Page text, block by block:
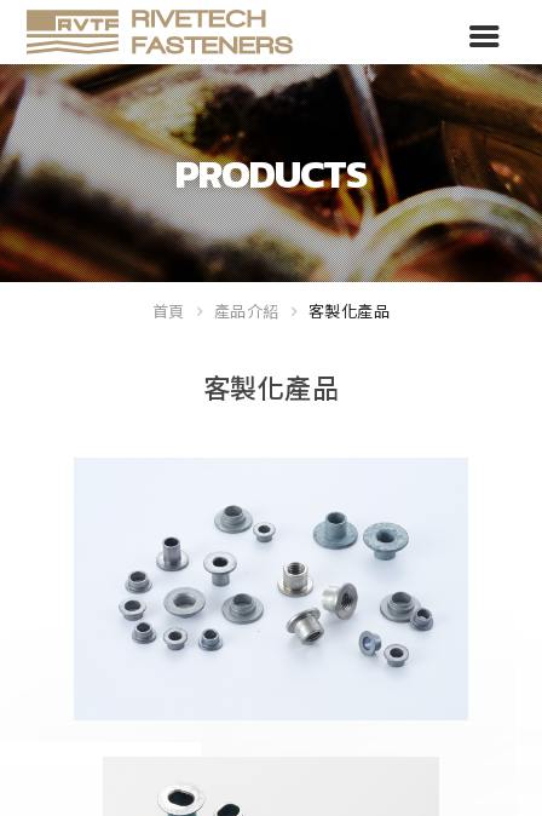
PRODUCTS
首頁 產品介紹 客製化產品
客製化產品